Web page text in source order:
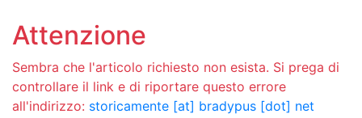
Attenzione
Sembra che l'articolo richiesto non esista. Si prega di
controllare il link e di riportare questo errore
all'indirizzo: storicamente [at] bradypus [dot] net